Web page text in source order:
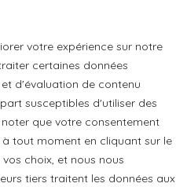
votre expérience sur notre
certaines données
d'évaluation de contenu
susceptibles d'utiliser des
que votre consentement
tout moment en cliquant sur le
choix, et nous nous
tiers traitent les données aux